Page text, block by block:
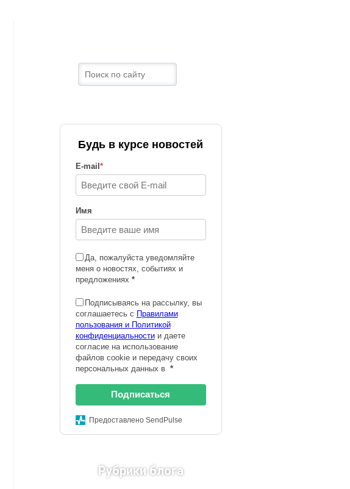
Будь в курсе новостей
E-mail *
Имя
Да, пожалуйста уведомляйте
меня о новостях, событиях и
предложениях *
Подписываясь на рассылку, вы
соглашаетесь с Правилами
пользования и Политикой
конфиденциальностии даете
согласие на использование
файлов cookie и передачу своих
персональных данных в *
Подписаться
Предоставлено SendPulse
Рубрики блога